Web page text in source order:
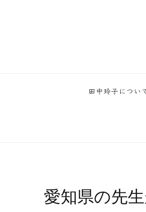
田中玲子につい
愛知県の先